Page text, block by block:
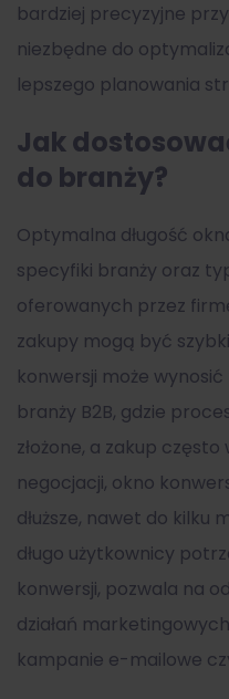
bardziej precyzyjne
niezbędne do
lepszego planowania
Jak
do branży?
Optymalna długość
specyfiki branży oraz
oferowanych przez
zakupy mogą być
konwersji może
branży B2B, gdzie
złożone, a zakup
negocjacji, okno
dłuższe, nawet do kilku
długo użytkownicy
konwersji, pozwala na
działań
kampanie e-mailowe